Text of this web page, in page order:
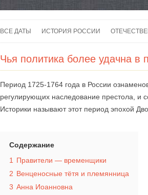
ВСЕ ДАТЫ ИСТОРИЯ РОССИИ
Чья политика более удачна в
Период 1725-1764 года в России
регулирующих наследование престола, и
Историки называют этот период эпохой
Содержание
1
Правители — временщики
2 Венценосные тётя и племянница
3 Анна Иоанновна